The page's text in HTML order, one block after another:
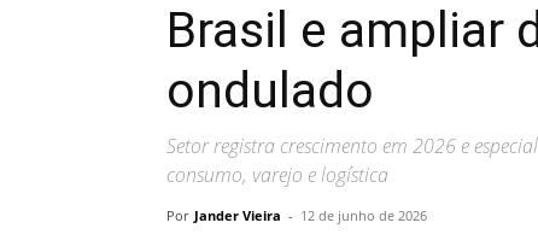
Brasil e ampliar
ondulado
Setor registra crescimento em 2026 e
consumo, varejo e logística
Por Jander Vieira - 12 de junho de 2026